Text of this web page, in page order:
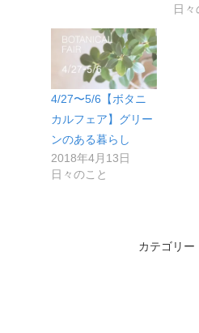
日々
4/27〜5/6【ボタニ
カルフェア】グリー
ンのある暮らし
2018年4月13日
日々のこと
カテゴリー